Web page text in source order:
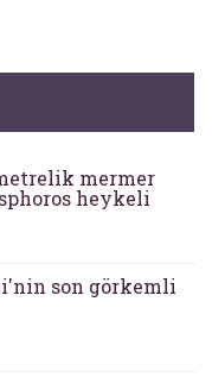
mermer
heykeli
son görkemli